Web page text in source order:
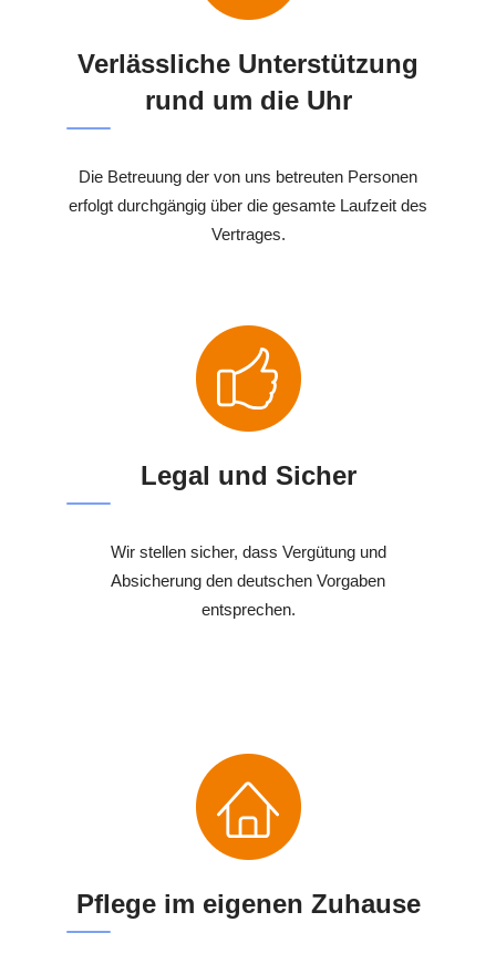
Verlässliche Unterstützung
rund um die Uhr
Die Betreuung der von uns betreuten Personen
erfolgt durchgängig über die gesamte Laufzeit des
Vertrages.
Legal und Sicher
Wir stellen sicher, dass Vergütung und
Absicherung den deutschen Vorgaben
entsprechen.
Pflege im eigenen Zuhause